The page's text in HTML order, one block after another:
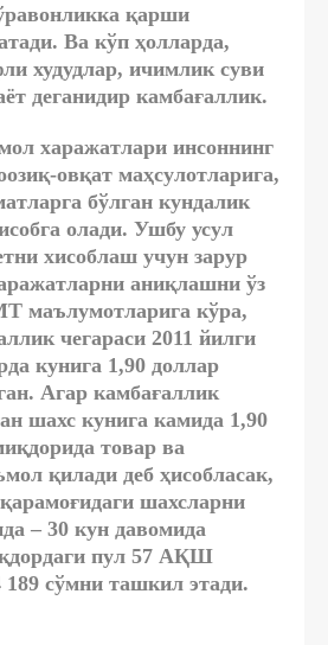
қарши
Ва кўп ҳолларда,
худудлар, ичимлик суви
деганидир камбағаллик.
харажатлари инсоннинг
овқат маҳсулотларига,
бўлган кундалик
олади. Ушбу усул
хисоблаш учун зарур
аниқлашни ўз
маълумотларига кўра,
чегараси 2011 йилги
кунига 1,90 доллар
Агар камбағаллик
шахс кунига камида 1,90
товар ва
қилади деб ҳисобласак,
шахсларни
– 30 кун давомида
пул 57 АҚШ
189 сўмни ташкил этади.